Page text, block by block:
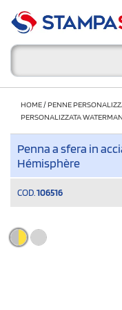
HOME/PENNE
PERSONALIZZATA
Penna a sfera in
Hémisphère
COD. 106516